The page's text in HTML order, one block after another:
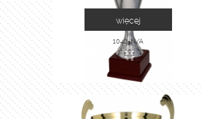
1042-N/A
więcej